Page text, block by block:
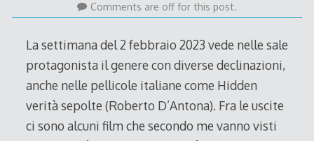
Comments are off for this post.
La settimana del 2 febbraio 2023 vede nelle sale
protagonista il genere con diverse declinazioni,
anche nelle pellicole italiane come Hidden
verità sepolte (Roberto D’Antona). Fra le uscite
ci sono alcuni film che secondo me vanno visti